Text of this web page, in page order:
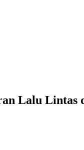
Lalu Lintas